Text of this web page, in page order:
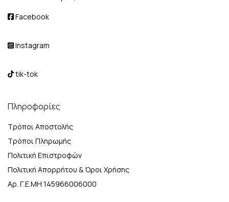
Facebook
Instagram
tik-tok
Πληροφορίες
Τρόποι Αποστολής
Τρόποι Πληρωμής
Πολιτική Επιστροφών
Πολιτική Απορρήτου & Όροι Χρήσης
Αρ. Γ.Ε.ΜΗ 145966006000